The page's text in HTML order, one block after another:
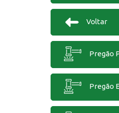
Voltar
Pregão
Pregão